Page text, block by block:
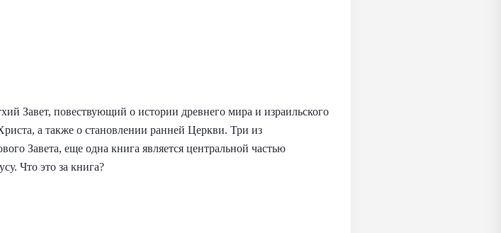
Завет, повествующий о истории древнего мира и израильского
а также о становлении ранней Церкви. Три из
Завета, еще одна книга является центральной частью
Что это за книга?